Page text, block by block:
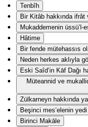
Tenbîh
Bir Kitâb hakkında
Mukaddemenin üssü’l-
Hâtime
Bir fende mütehassıs
Neden herkes aklıyla
Eski Saîd’in Kāf Dağı
Müteannid ve
Zülkarneyn hakkında
Beşinci mes’elenin
Birinci Makāle